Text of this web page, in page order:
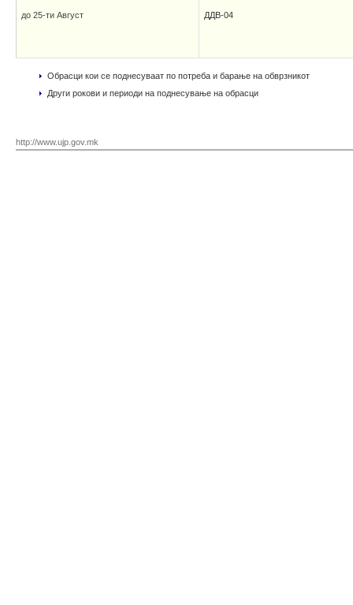
до 25-ти Август ДДВ-04
Обрасци кои се поднесуваат по потреба и барање на обврзникот
Други рокови и периоди на поднесување на обрасци
http://www.ujp.gov.mk